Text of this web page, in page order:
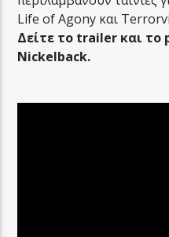
Life of Agony και
Δείτε το trailer και το
Nickelback.